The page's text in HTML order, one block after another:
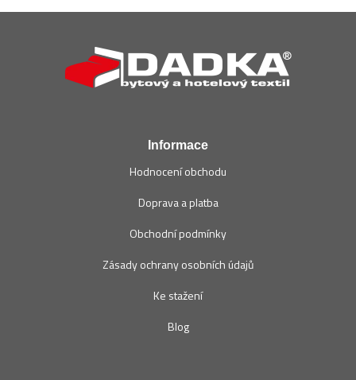
Informace
Hodnocení obchodu
Doprava a platba
Obchodní podmínky
Zásady ochrany osobních údajů
Ke stažení
Blog